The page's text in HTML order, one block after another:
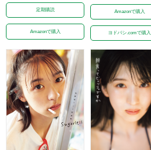
定期購読
Amazonで購入
Amazonで購入
ヨドバシ.comで購入